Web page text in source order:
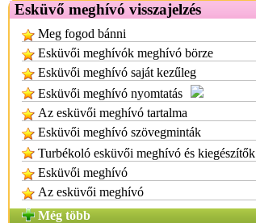
Esküvő meghívó visszajelzés
Meg fogod bánni
Esküvői meghívók meghívó börze
Esküvői meghívó saját kezűleg
Esküvői meghívó nyomtatás
Az esküvői meghívó tartalma
Esküvői meghívó szövegminták
Turbékoló esküvői meghívó és kiegészítők
Esküvői meghívó
Az esküvői meghívó
Még több